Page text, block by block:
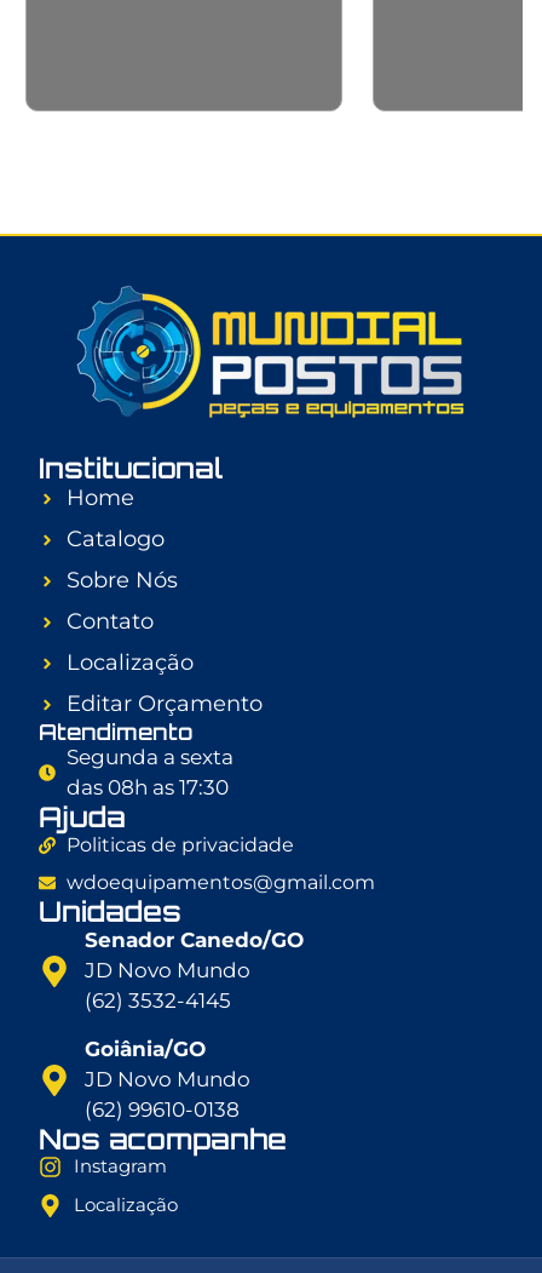
Institucional
Home
Catalogo
Sobre Nós
Contato
Localização
Editar Orçamento
Atendimento
Segunda a sexta
das 08h as 17:30
Ajuda
Politicas de privacidade
wdoequipamentos@gmail.com
Unidades
Senador Canedo/GO
JD Novo Mundo
(62) 3532-4145
Goiânia/GO
JD Novo Mundo
(62) 99610-0138
Nos acompanhe
Instagram
Localização